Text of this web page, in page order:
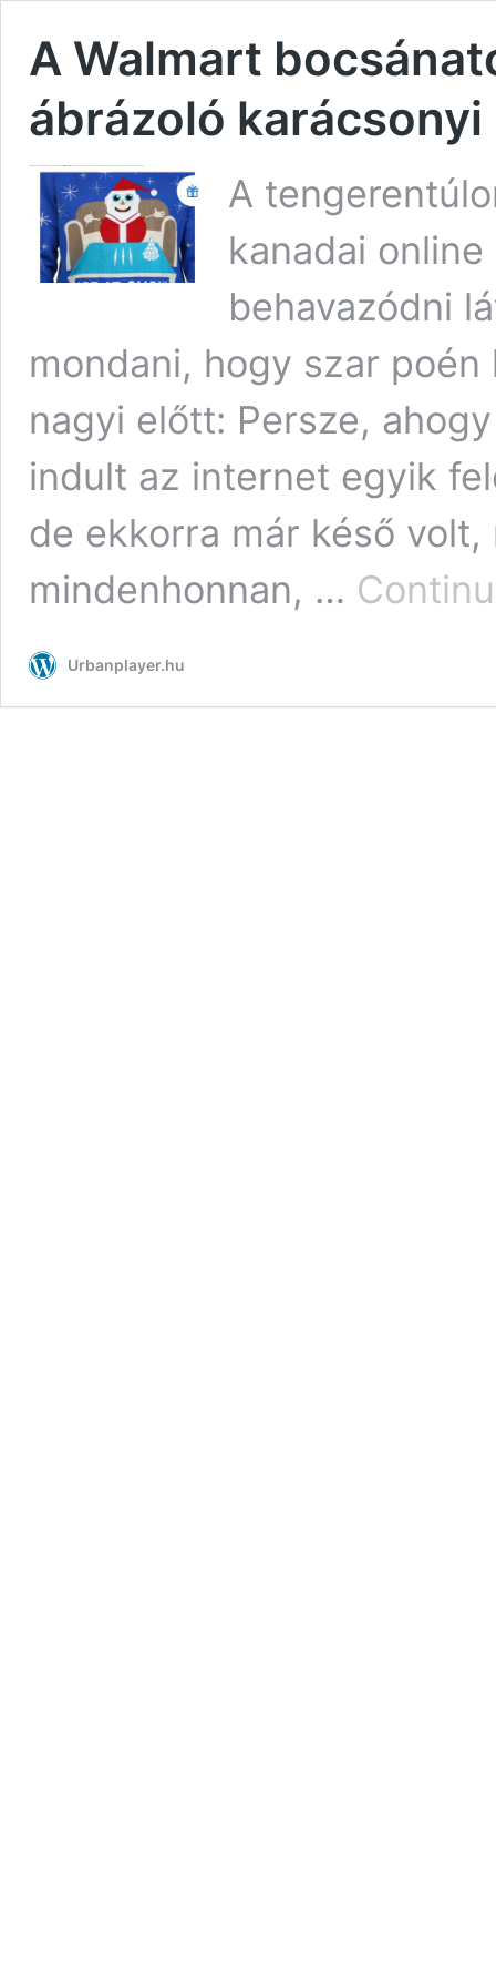
A Walmart
ábrázoló
A
kanadai
behavazódni
mondani, hogy szar
nagyi előtt: Persze,
indult az internet egyik
de ekkorra már késő
mindenhonnan, …
Urbanplayer.hu